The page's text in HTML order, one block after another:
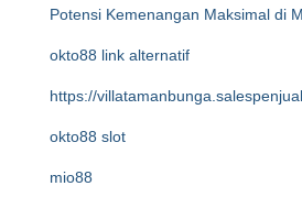
Potensi Kemenangan Maksimal di
okto88 link alternatif
https://
okto88 slot
mio88